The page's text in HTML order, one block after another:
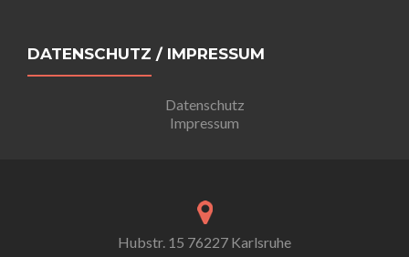
DATENSCHUTZ / IMPRESSUM
Datenschutz
Impressum
Hubstr. 15 76227 Karlsruhe